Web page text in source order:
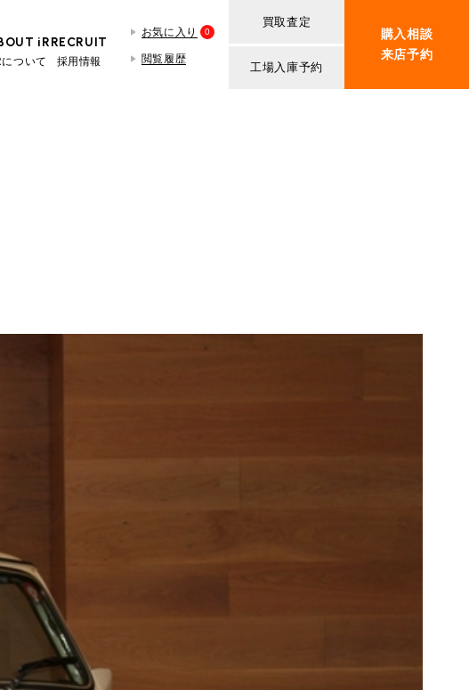
iR
ついて
RECRUIT
採用情報
お気に入り 0
閲覧履歴
買取査定
工場入庫予約
購入相談
来店予約
シー